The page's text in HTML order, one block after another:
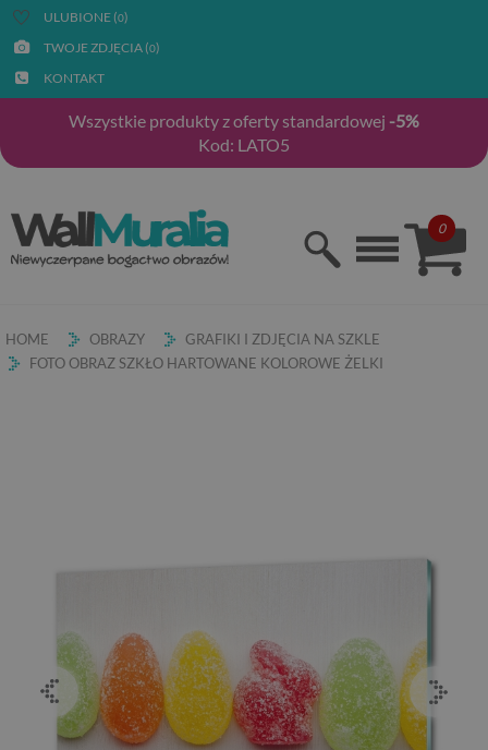
ULUBIONE (0)
TWOJE ZDJĘCIA (0)
KONTAKT
Wszystkie produkty z oferty standardowej -5%
Kod: LATO5
0
HOME OBRAZY
GRAFIKI I ZDJĘCIA NA SZKLE
FOTO OBRAZ SZKŁO HARTOWANE KOLOROWE ŻELKI